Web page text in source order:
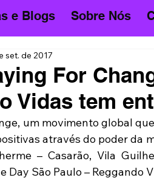
e Blogs Sobre Nós
For
Vidas tem
set. de 2017
um movimento global
através do poder da
– Casarão, Vila
Day São Paulo – Reggando